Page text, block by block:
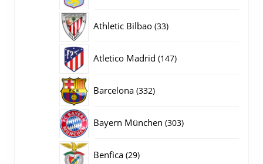
Athletic Bilbao 3333
Atletico Madrid 147147
Barcelona 332332
Bayern München 303303
Benfica 2929